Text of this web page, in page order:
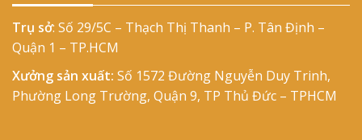
Trụ sở: Số 29/5C – Thạch Thị Thanh – P. Tân Định –
Quận 1 – TP.HCM
Xưởng sản xuất: Số 1572 Đường Nguyễn Duy Trinh,
Phường Long Trường, Quận 9, TP Thủ Đức – TPHCM